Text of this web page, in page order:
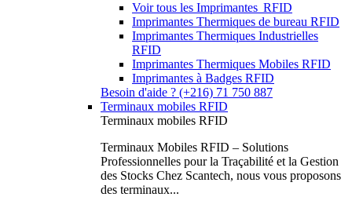
Voir tous les Imprimantes RFID
Imprimantes Thermiques de bureau RFID
Imprimantes Thermiques Industrielles
RFID
Imprimantes Thermiques Mobiles RFID
Imprimantes à Badges RFID
Besoin d'aide ? (+216) 71 750 887
Terminaux mobiles RFID
Terminaux mobiles RFID
Terminaux Mobiles RFID – Solutions
Professionnelles pour la Traçabilité et la Gestion
des Stocks Chez Scantech, nous vous proposons
des terminaux...